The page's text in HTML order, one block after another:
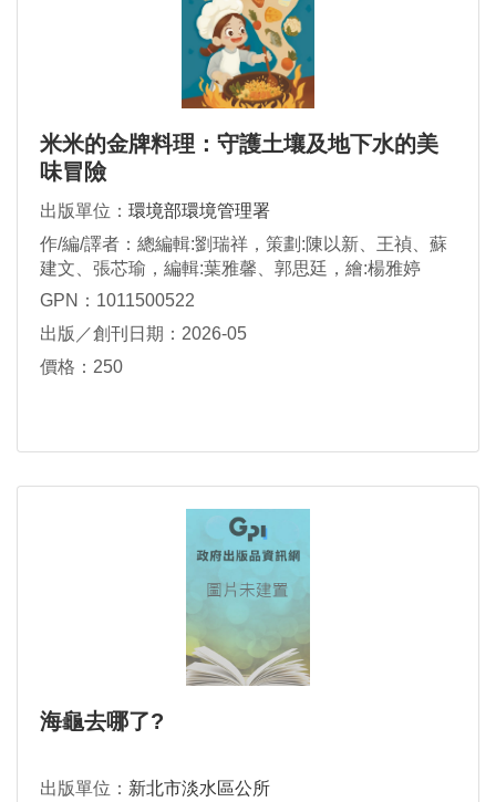
米米的金牌料理：守護土壤及地下水的美
味冒險
出版單位： 環境部環境管理署
作/編/譯者：總編輯:劉瑞祥，策劃:陳以新、王禎、蘇
建文、張芯瑜，編輯:葉雅馨、郭思廷，繪:楊雅婷
GPN：1011500522
出版／創刊日期：2026-05
價格：250
海龜去哪了?
出版單位： 新北市淡水區公所